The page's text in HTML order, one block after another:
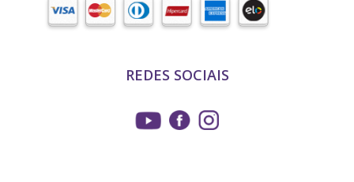
REDES SOCIAIS